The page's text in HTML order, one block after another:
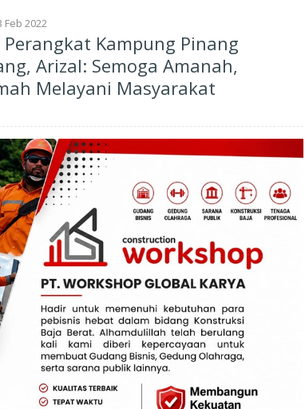
Feb 2022
Kampung Pinang
Arizal: Semoga Amanah,
Melayani Masyarakat